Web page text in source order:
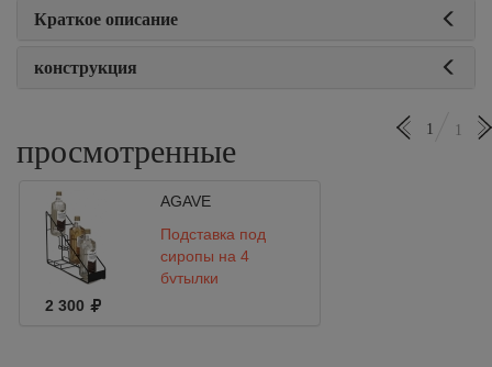
Краткое описание
конструкция
просмотренные
1 1
AGAVE
Подставка под
сиропы на 4
бутылки
2 300